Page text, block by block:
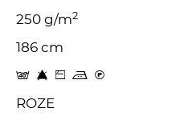
250 g/m2
186 cm
t 8 Z p C
ROZE